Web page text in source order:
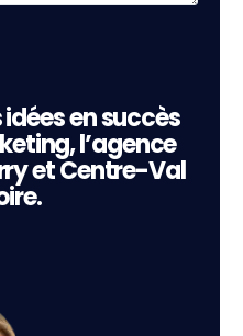
en succès
l’agence
et Centre-Val